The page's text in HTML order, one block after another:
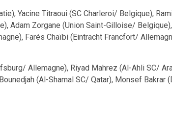
Yacine Titraoui (SC Charleroi/ Belgique),
Adam Zorgane (Union Saint-Gilloise/
Farés Chaïbi (Eintracht Francfort/
Allemagne), Riyad Mahrez (Al-Ahli SC/
(Al-Shamal SC/ Qatar), Monsef Bakrar